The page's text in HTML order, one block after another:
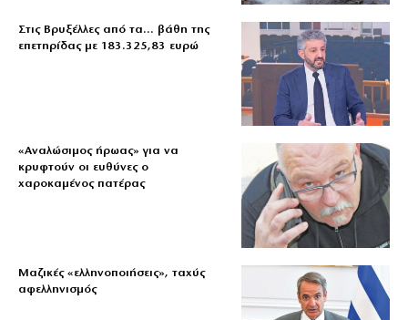
Στις Βρυξέλλες από τα… βάθη της
επετηρίδας με 183.325,83 ευρώ
«Aναλώσιμος ήρωας» για να
κρυφτούν οι ευθύνες ο
χαροκαμένος πατέρας
Μαζικές «ελληνοποιήσεις», ταχύς
αφελληνισμός